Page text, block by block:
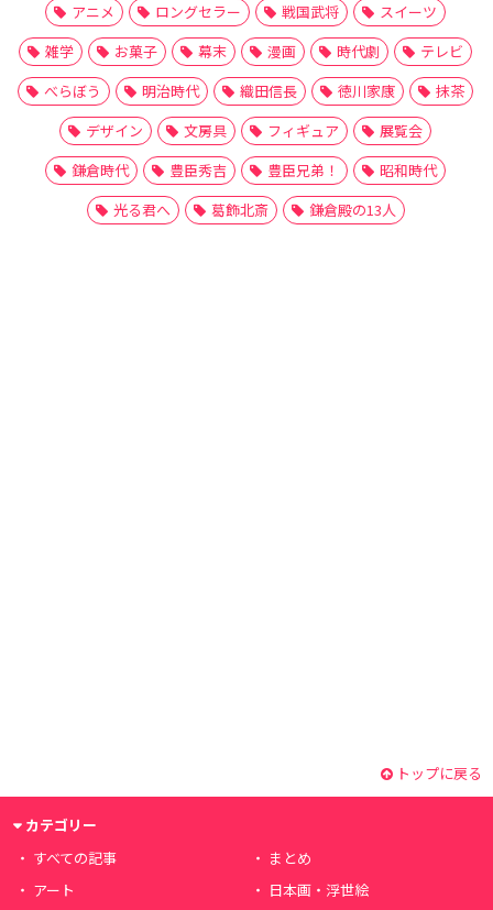
アニメ
ロングセラー 戦国武将
スイーツ
雑学
お菓子 幕末 漫画 時代劇
テレビ
べらぼう
明治時代 織田信長 徳川家康
抹茶
デザイン
文房具 フィギュア
展覧会
鎌倉時代
豊臣秀吉 豊臣兄弟！
昭和時代
光る君へ
葛飾北斎 鎌倉殿の13人
トップに戻る
カテゴリー
すべての記事
まとめ
アート
日本画・浮世絵